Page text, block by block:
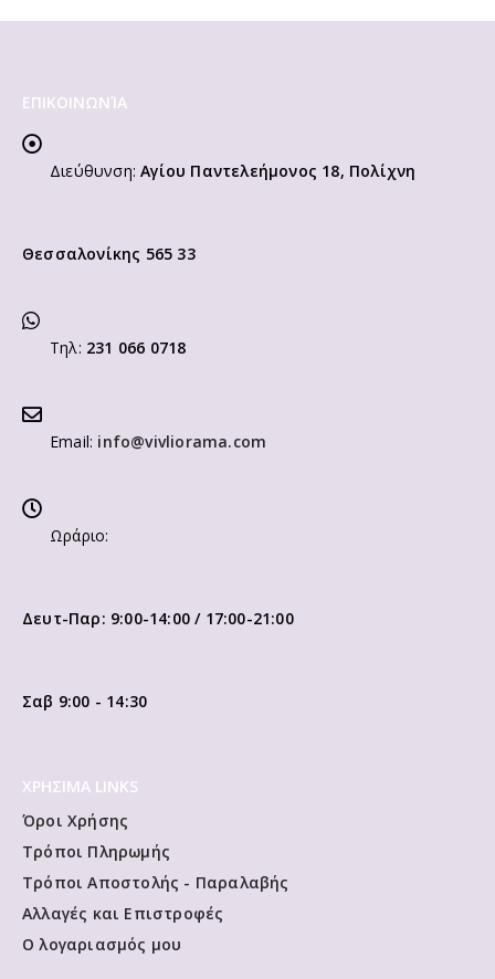
ΕΠΙΚΟΙΝΩΝΊΑ
Διεύθυνση: Αγίου Παντελεήμονος 18, Πολίχνη
Θεσσαλονίκης 565 33
Τηλ: 231 066 0718
Email: info@vivliorama.com
Ωράριο:
Δευτ-Παρ: 9:00-14:00 / 17:00-21:00
Σαβ 9:00 - 14:30
ΧΡΗΣΙΜΑ LINKS
Όροι Χρήσης
Τρόποι Πληρωμής
Τρόποι Αποστολής - Παραλαβής
Αλλαγές και Επιστροφές
Ο λογαριασμός μου